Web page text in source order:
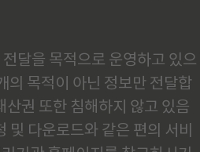
달을 목적으로 운영하고 있으
의 목적이 아닌 정보만 전달합
산권 또한 침해하지 않고 있음
및 다운로드와 같은 편의 서비